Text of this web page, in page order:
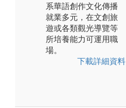
系華語創作文化傳播
就業多元，在文創旅
遊或各類觀光導覽等
所培養能力可運用職
場。
下載詳細資料